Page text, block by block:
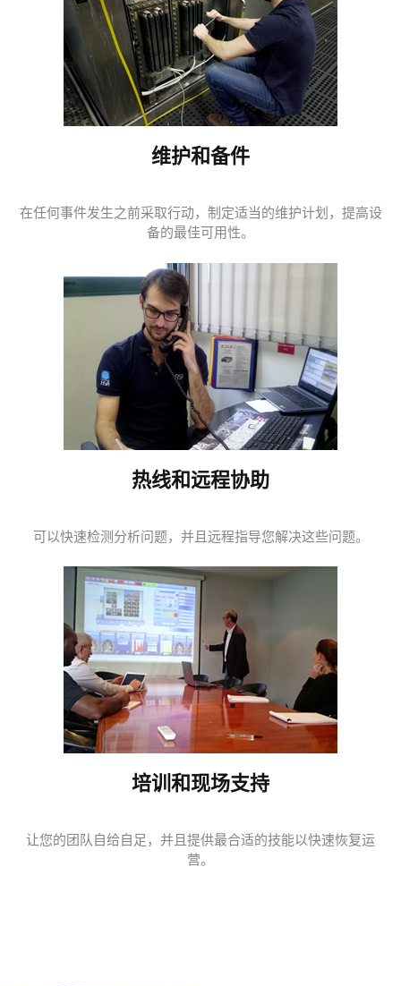
维护和备件
在任何事件发生之前采取行动，制定适当的维护计划，提高设
备的最佳可用性。
热线和远程协助
可以快速检测分析问题，并且远程指导您解决这些问题。
培训和现场支持
让您的团队自给自足，并且提供最合适的技能以快速恢复运
营。